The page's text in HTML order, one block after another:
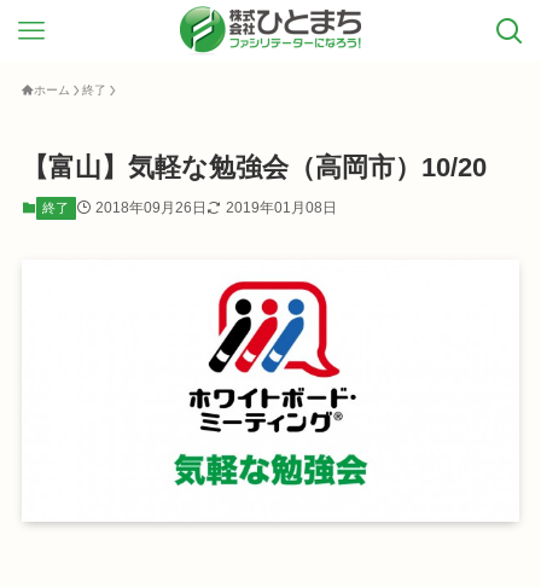
ホーム 終了
【富山】気軽な勉強会（高岡市）10/20
終了 2018年09月26日 2019年01月08日